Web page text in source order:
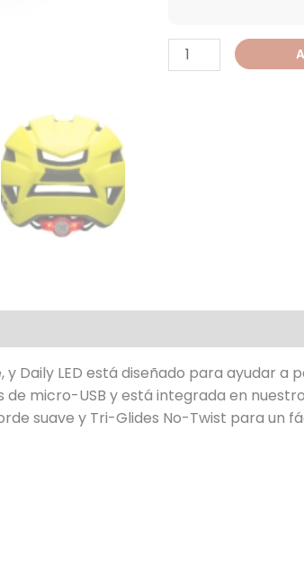
LED está diseñado para ayudar a
micro-USB y está integrada en
suave y Tri-Glides No-Twist para un